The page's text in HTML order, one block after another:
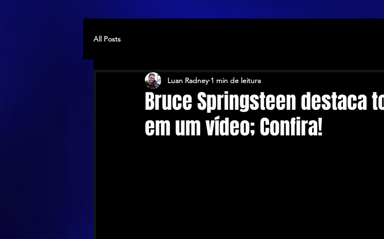
All Posts
Bruce Springsteen destaca
em um vídeo; Confira!
Luan Radney 1 min de leitura